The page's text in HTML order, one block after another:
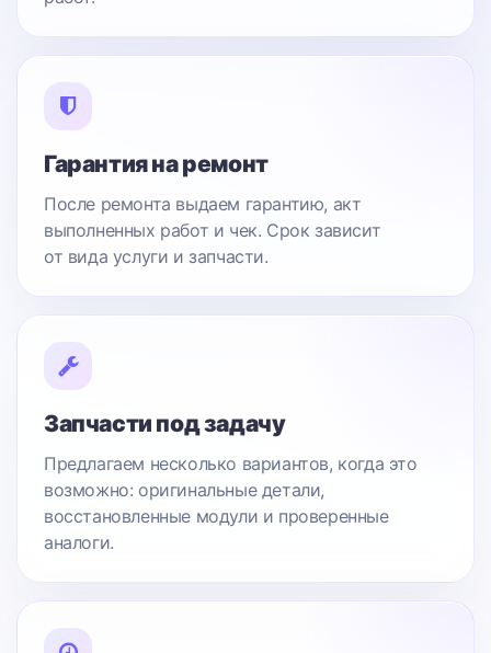
Гарантия на ремонт
После ремонта выдаем гарантию, акт
выполненных работ и чек. Срок зависит
от вида услуги и запчасти.
Запчасти под задачу
Предлагаем несколько вариантов, когда это
возможно: оригинальные детали,
восстановленные модули и проверенные
аналоги.